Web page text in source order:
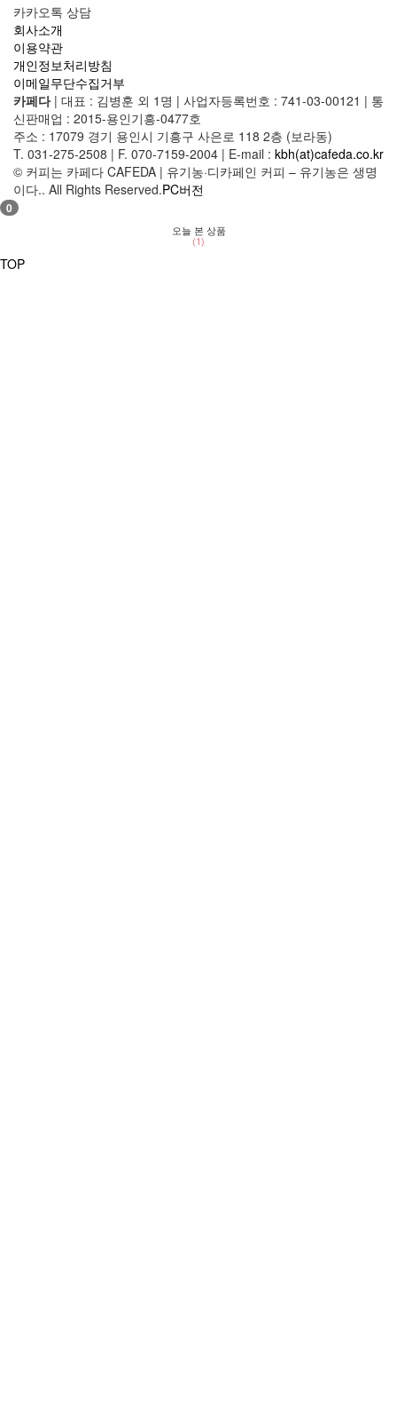
카카오톡 상담
회사소개
이용약관
개인정보처리방침
이메일무단수집거부
카페다 | 대표 : 김병훈 외 1명 | 사업자등록번호 : 741-03-00121 | 통
신판매업 : 2015-용인기흥-0477호
주소 : 17079 경기 용인시 기흥구 사은로 118 2층 (보라동)
T. 031-275-2508 | F. 070-7159-2004 | E-mail : kbh(at)cafeda.co.kr
© 커피는 카페다 CAFEDA | 유기농·디카페인 커피 – 유기농은 생명
이다.. All Rights Reserved.PC버전
0
오늘 본 상품
(1)
TOP